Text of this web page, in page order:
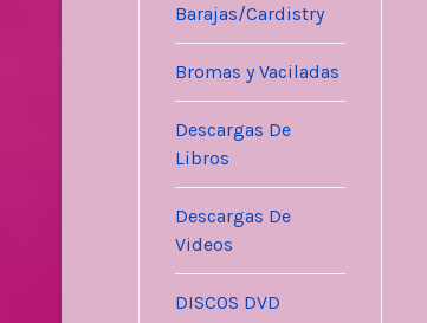
Barajas/Cardistry
Bromas y Vaciladas
Descargas De
Libros
Descargas De
Videos
DISCOS DVD